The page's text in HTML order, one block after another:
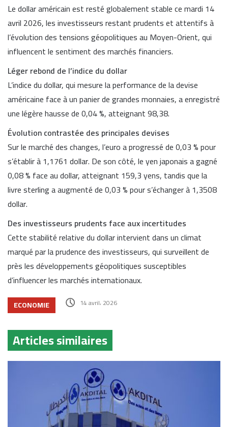
Le dollar américain est resté globalement stable ce mardi 14
avril 2026, les investisseurs restant prudents et attentifs à
l’évolution des tensions géopolitiques au Moyen-Orient, qui
influencent le sentiment des marchés financiers.
Léger rebond de l’indice du dollar
L’indice du dollar, qui mesure la performance de la devise
américaine face à un panier de grandes monnaies, a enregistré
une légère hausse de 0,04 %, atteignant 98,38.
Évolution contrastée des principales devises
Sur le marché des changes, l’euro a progressé de 0,03 % pour
s’établir à 1,1761 dollar. De son côté, le yen japonais a gagné
0,08 % face au dollar, atteignant 159,3 yens, tandis que la
livre sterling a augmenté de 0,03 % pour s’échanger à 1,3508
dollar.
Des investisseurs prudents face aux incertitudes
Cette stabilité relative du dollar intervient dans un climat
marqué par la prudence des investisseurs, qui surveillent de
près les développements géopolitiques susceptibles
d’influencer les marchés internationaux.
ECONOMIE 14 avril، 2026
Articles similaires